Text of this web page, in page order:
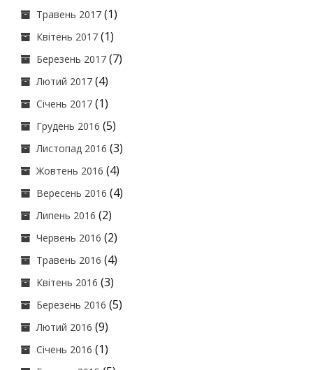
Травень 2017 (1)
Квітень 2017 (1)
Березень 2017 (7)
Лютий 2017 (4)
Січень 2017 (1)
Грудень 2016 (5)
Листопад 2016 (3)
Жовтень 2016 (4)
Вересень 2016 (4)
Липень 2016 (2)
Червень 2016 (2)
Травень 2016 (4)
Квітень 2016 (3)
Березень 2016 (5)
Лютий 2016 (9)
Січень 2016 (1)